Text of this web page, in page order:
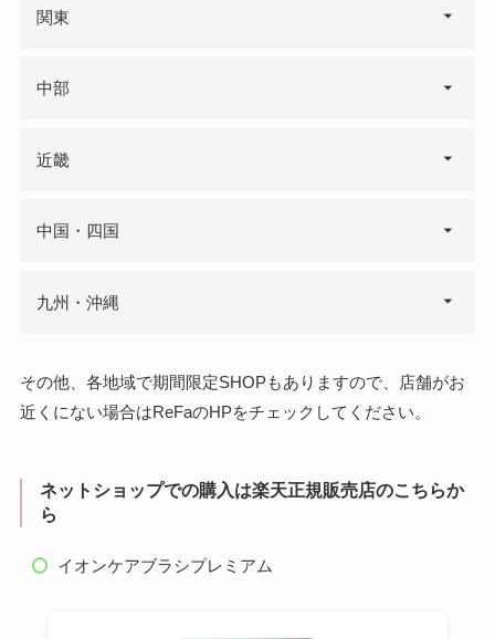
関東
OMOTESANDO
コスメフロア
クエア
・羽田エアポートガー
・NEW Man 横浜 3F
・ルミネ大船 3F ・湘南テラスモール 2F
・ルミネ大宮2 3F
中部
近畿
7F
本店タワー館 2F
・ヨドバシカメラ梅田
店 2F
・ヨドバシカメラ マ
ルチメディア京都店 1F
中国・四国
九州・沖縄
その他、各地域で期間限定SHOPもありますので、店舗がお
近くにない場合はReFaのHPをチェックしてください。
ネットショップでの購入は楽天正規販売店のこちらか
ら
イオンケアブラシプレミアム